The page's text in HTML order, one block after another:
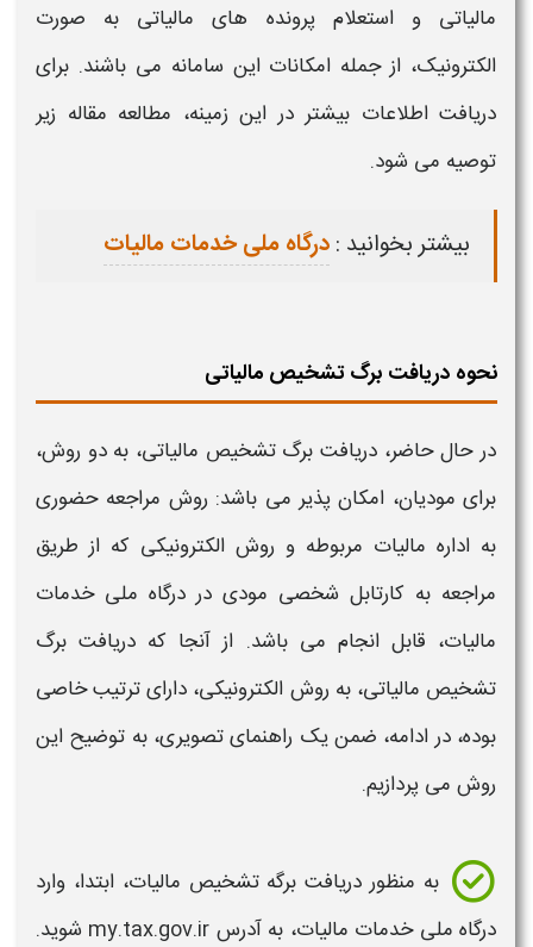
مالیاتی و استعلام پرونده های مالیاتی به صورت
الکترونیک، از جمله امکانات این سامانه می باشند. برای
دریافت اطلاعات بیشتر در این زمینه، مطالعه مقاله زیر
توصیه می شود.
بیشتر بخوانید :درگاه ملی خدمات مالیات
نحوه دریافت برگ تشخیص مالیاتی
در حال حاضر، دریافت برگ تشخیص مالیاتی، به دو روش،
برای مودیان، امکان پذیر می باشد: روش مراجعه حضوری
به اداره مالیات مربوطه و روش الکترونیکی که از طریق
مراجعه به کارتابل شخصی مودی در درگاه ملی خدمات
مالیات، قابل انجام می باشد. از آنجا که دریافت برگ
تشخیص مالیاتی، به روش الکترونیکی، دارای ترتیب خاصی
بوده، در ادامه، ضمن یک راهنمای تصویری، به توضیح این
روش می پردازیم.
به منظوردریافت برگه تشخیص مالیات، ابتدا، وارد
درگاه ملی خدمات مالیات، به آدرس my.tax.gov.ir شوید.